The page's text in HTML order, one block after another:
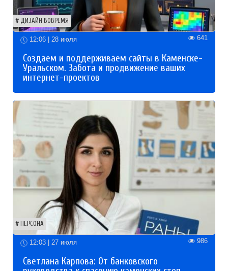
ДИЗАЙН ВОВРЕМЯ
12:06 | 28 июля 641
Создаем и поддерживаем сайты в Каменске-
Уральском. Забота и продвижение ваших
интернет-проектов
ПЕРСОНА
12:03 | 27 июля 986
Светлана Карпова: От банковского